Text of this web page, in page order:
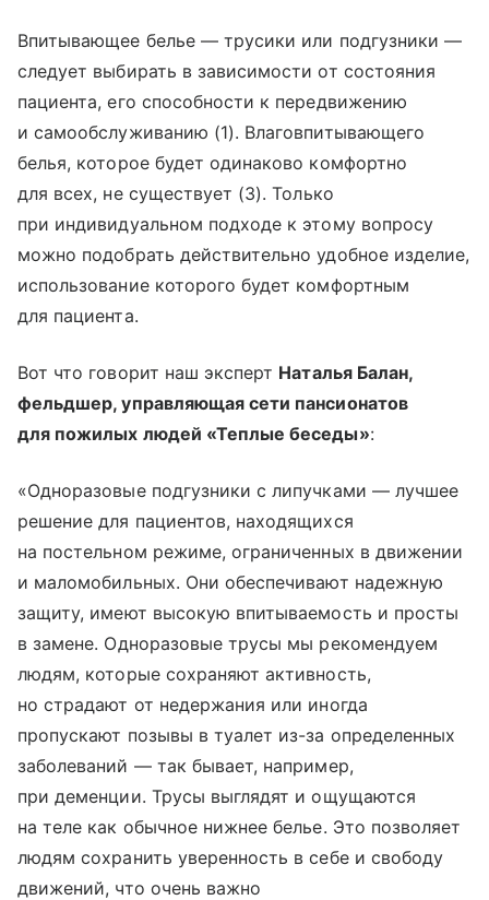
Впитывающее белье — трусики или подгузники —
следует выбирать в зависимости от состояния
пациента, его способности к передвижению
и самообслуживанию (1). Влаговпитывающего
белья, которое будет одинаково комфортно
для всех, не существует (3). Только
при индивидуальном подходе к этому вопросу
можно подобрать действительно удобное изделие,
использование которого будет комфортным
для пациента.
Вот что говорит наш эксперт Наталья Балан,
фельдшер, управляющая сети пансионатов
для пожилых людей «Теплые беседы»:
«Одноразовые подгузники с липучками — лучшее
решение для пациентов, находящихся
на постельном режиме, ограниченных в движении
и маломобильных. Они обеспечивают надежную
защиту, имеют высокую впитываемость и просты
в замене. Одноразовые трусы мы рекомендуем
людям, которые сохраняют активность,
но страдают от недержания или иногда
пропускают позывы в туалет из-за определенных
заболеваний — так бывает, например,
при деменции. Трусы выглядят и ощущаются
на теле как обычное нижнее белье. Это позволяет
людям сохранить уверенность в себе и свободу
движений, что очень важно